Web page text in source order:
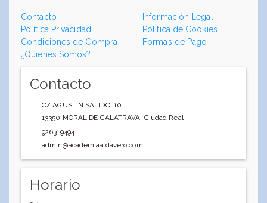
Contacto
Información Legal
Política Privacidad
Política de Cookies
Condiciones de Compra
Formas de Pago
¿Quienes Somos?
Contacto
C/ AGUSTIN SALIDO, 10
13350 MORAL DE CALATRAVA, Ciudad Real
926319494
admin@academiaaldavero.com
Horario